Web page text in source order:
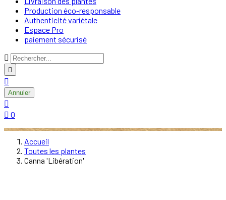
Production éco-responsable
Authenticité variétale
Espace Pro
paiement sécurisé



Annuler

 0
Accueil
Toutes les plantes
Canna 'Libération'